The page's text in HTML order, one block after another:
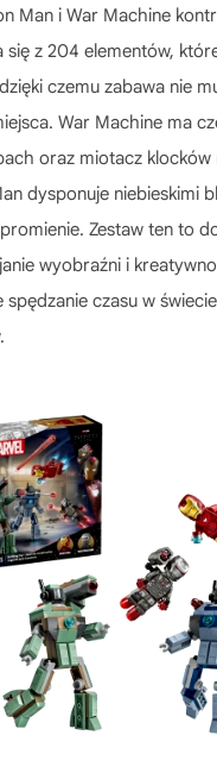
Man i War Machine
się z 204 elementów,
czemu zabawa nie
War Machine ma
oraz miotacz klocków
dysponuje niebieskimi
Zestaw ten to
wyobraźni i
spędzanie czasu w świecie